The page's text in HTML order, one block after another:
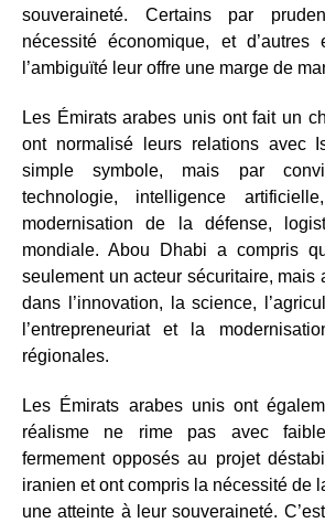
souveraineté. Certains par
nécessité économique, et d’autres
l’ambiguïté leur offre une marge de
Les Émirats arabes unis ont fait un
ont normalisé leurs relations avec
simple symbole, mais par
technologie, intelligence
modernisation de la défense,
mondiale. Abou Dhabi a compris
seulement un acteur sécuritaire, mais
dans l’innovation, la science,
l’entrepreneuriat et la
régionales.
Les Émirats arabes unis ont
réalisme ne rime pas avec
fermement opposés au projet
iranien et ont compris la nécessité de
une atteinte à leur souveraineté.